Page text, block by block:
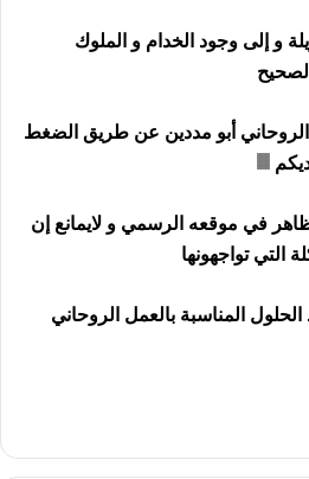
و إلى وجود الخدام و الملوك
أبو مددين عن طريق الضغط
في موقعه الرسمي و لايمانع إن
التي تواجهونها
المناسبة بالعمل الروحاني